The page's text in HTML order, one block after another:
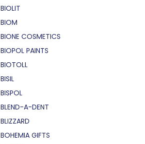
BIOLIT
BIOM
BIONE COSMETICS
BIOPOL PAINTS
BIOTOLL
BISIL
BISPOL
BLEND-A-DENT
BLIZZARD
BOHEMIA GIFTS